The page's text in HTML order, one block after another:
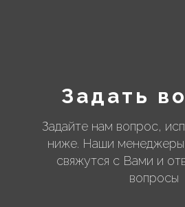
Задать
Задайте нам вопрос,
ниже. Наши менеджеры
свяжутся с Вами и
вопросы